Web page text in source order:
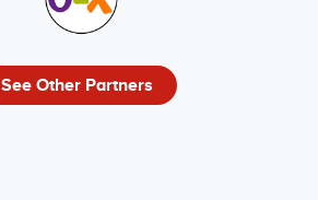
See Other Partners